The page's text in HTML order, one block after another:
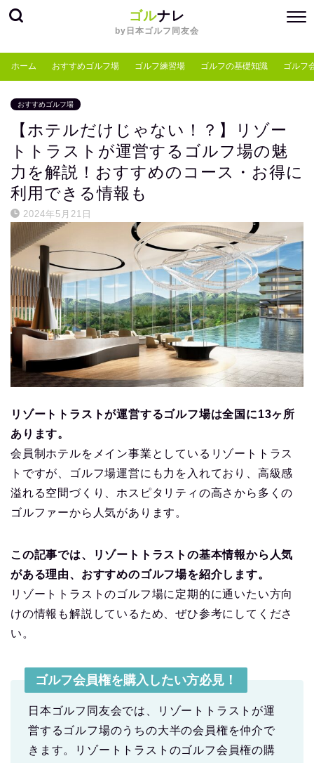
ゴルナレ
by日本ゴルフ同友会
ホーム おすすめゴルフ場 ゴルフ練習場 ゴルフの基礎知識 ゴルフ
おすすめゴルフ場
【ホテルだけじゃない！？】リゾー
トトラストが運営するゴルフ場の魅
力を解説！おすすめのコース・お得に
利用できる情報も
2024年5月21日
リゾートトラストが運営するゴルフ場は全国に13ヶ所
あります。
会員制ホテルをメイン事業としているリゾートトラス
トですが、ゴルフ場運営にも力を入れており、高級感
溢れる空間づくり、ホスピタリティの高さから多くの
ゴルファーから人気があります。
この記事では、リゾートトラストの基本情報から人気
がある理由、おすすめのゴルフ場を紹介します。
リゾートトラストのゴルフ場に定期的に通いたい方向
けの情報も解説しているため、ぜひ参考にしてくださ
い。
ゴルフ会員権を購入したい方必見！
日本ゴルフ同友会では、リゾートトラストが運
営するゴルフ場のうちの大半の会員権を仲介で
きます。リゾートトラストのゴルフ会員権の購